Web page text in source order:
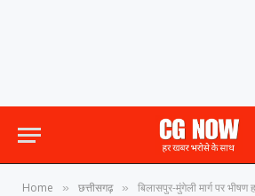
Home » छत्तीसगढ़ » बिलासपुर-मुंगेली मार्ग पर भीषण हादसा,